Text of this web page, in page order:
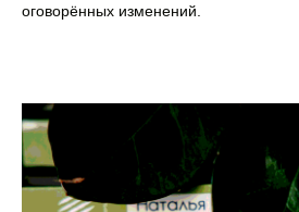
оговорённых изменений.